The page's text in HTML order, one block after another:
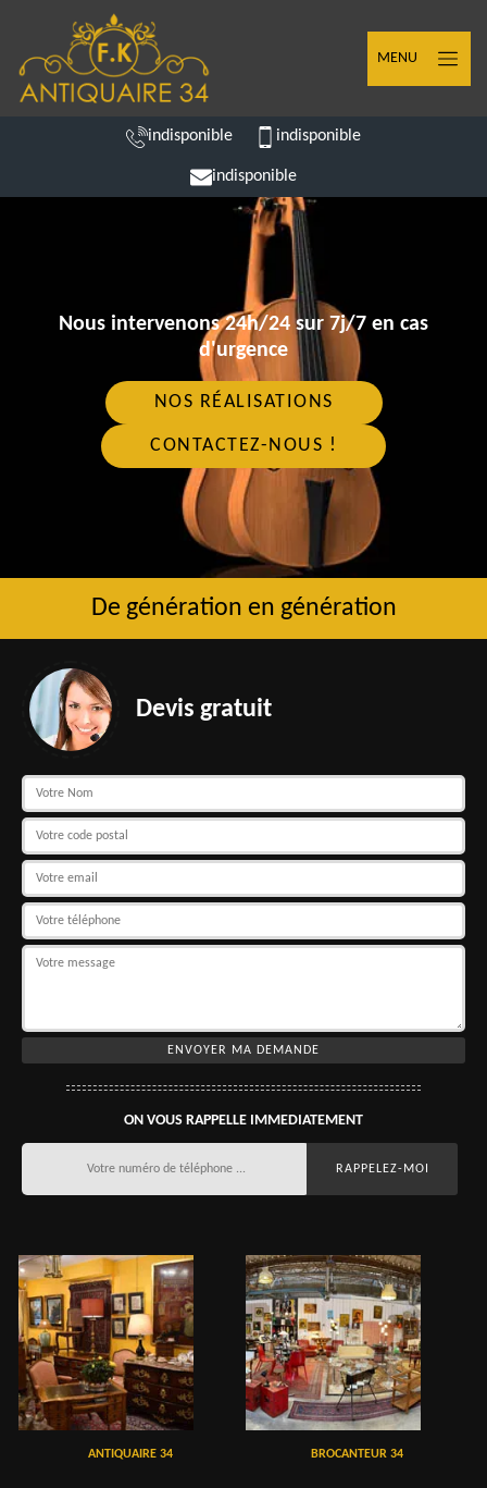
MENU
indisponible indisponible
indisponible
Nous intervenons 24h/24 sur 7j/7 en cas
d'urgence
NOS RÉALISATIONS
CONTACTEZ-NOUS !
De génération en génération
Devis gratuit
ON VOUS RAPPELLE IMMEDIATEMENT
ANTIQUAIRE 34 BROCANTEUR 34